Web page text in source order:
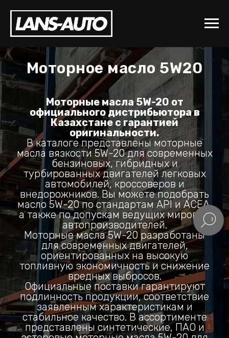
Моторное масло 5W20
Моторные масла 5W-20 от
официального дистрибьютора в
Казахстане с гарантией
оригинальности.
В каталоге представлены моторные
масла вязкости 5W-20 для современных
бензиновых, гибридных и
турбированных двигателей легковых
автомобилей, кроссоверов и
внедорожников. Вы можете подобрать
масло 5W-20 по стандартам API и ACEA,
а также по допускам ведущих мировых
автопроизводителей.
Моторные масла 5W-20 разработаны
для современных двигателей,
ориентированных на высокую
топливную экономичность и снижение
вредных выбросов.
Официальные поставки гарантируют
подлинность продукции, соответствие
заявленным характеристикам и
стабильное качество. В ассортименте
представлены синтетические, ПАО и